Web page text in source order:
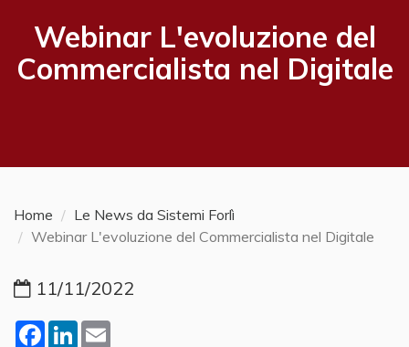
Webinar L'evoluzione del
Commercialista nel Digitale
Home
Le News da Sistemi Forlì
Webinar L'evoluzione del Commercialista nel Digitale
11/11/2022
Facebook
LinkedIn